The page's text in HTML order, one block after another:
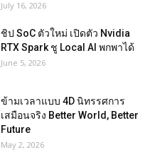
July 16, 2026
ชิป SoC ตัวใหม่ เปิดตัว Nvidia
RTX Spark ชู Local AI พกพาได้
June 5, 2026
ข้ามเวลาแบบ 4D นิทรรศการ
เสมือนจริง Better World, Better
Future
May 2, 2026